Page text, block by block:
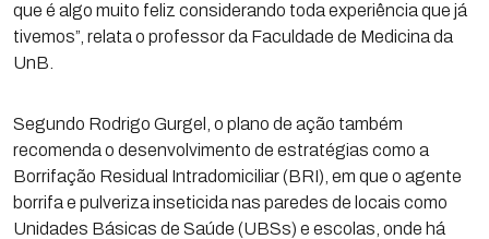
que é algo muito feliz considerando toda experiência que já
tivemos”, relata o professor da Faculdade de Medicina da
UnB.
Segundo Rodrigo Gurgel, o plano de ação também
recomenda o desenvolvimento de estratégias como a
Borrifação Residual Intradomiciliar (BRI), em que o agente
borrifa e pulveriza inseticida nas paredes de locais como
Unidades Básicas de Saúde (UBSs) e escolas, onde há